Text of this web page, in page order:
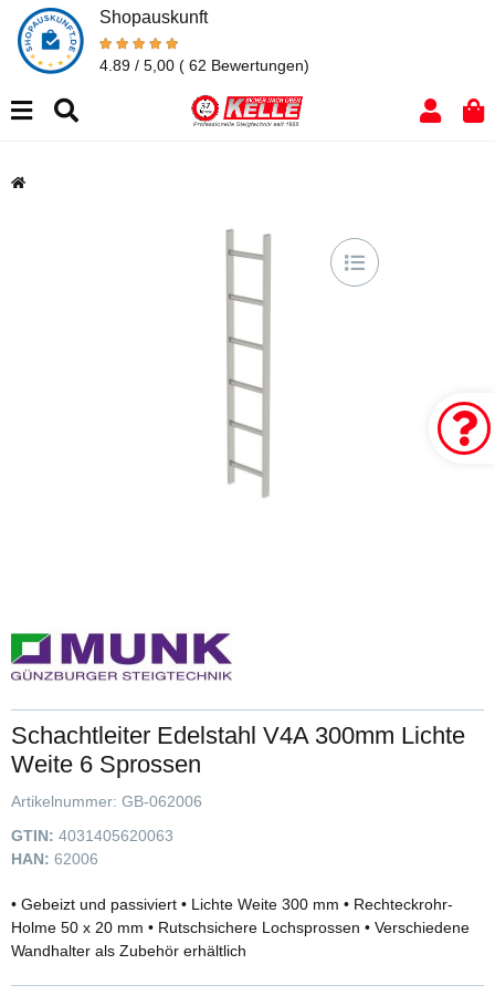
Shopauskunft
4.89 / 5,00 ( 62 Bewertungen)
Schachtleiter Edelstahl V4A 300mm Lichte
Weite 6 Sprossen
Artikelnummer: GB-062006
GTIN: 4031405620063
HAN: 62006
• Gebeizt und passiviert • Lichte Weite 300 mm • Rechteckrohr-
Holme 50 x 20 mm • Rutschsichere Lochsprossen • Verschiedene
Wandhalter als Zubehör erhältlich